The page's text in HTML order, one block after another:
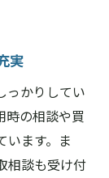
実
っかりしてい
時の相談や買
います。ま
相談も受け付